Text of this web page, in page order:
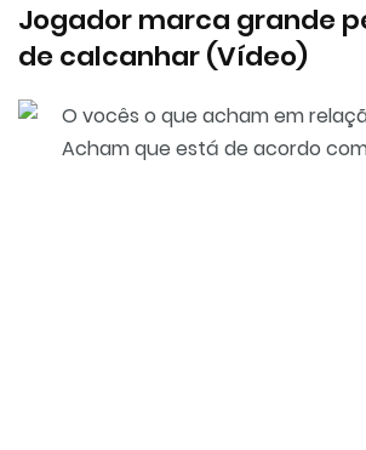
Jogador marca grande
de calcanhar (Vídeo)
O vocês o que acham em
Acham que está de acordo